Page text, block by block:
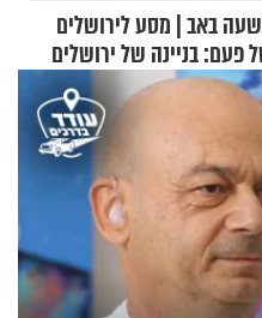
באב | מסע לירושלים
פעם: בניינה של ירושלים